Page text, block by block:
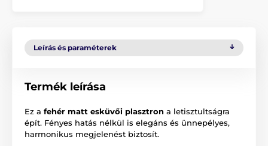
Leírás és paraméterek
Termék leírása
Ez a fehér matt esküvői plasztron a letisztultságra
épít. Fényes hatás nélkül is elegáns és ünnepélyes,
harmonikus megjelenést biztosít.